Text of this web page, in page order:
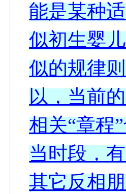
能是某种
似初生婴
似的规律
以，当前
相关“章程
当时段，
其它反相